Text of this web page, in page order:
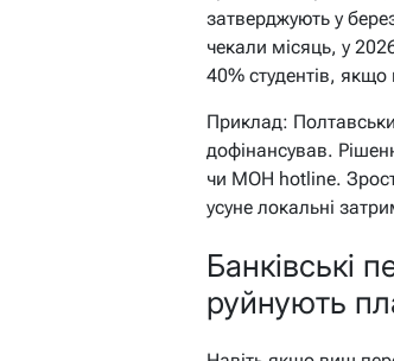
затверджують у
чекали місяць, у
40% студентів,
Приклад:
дофінансував.
чи МОН hotline.
усуне локальні
Банківські
руйнують